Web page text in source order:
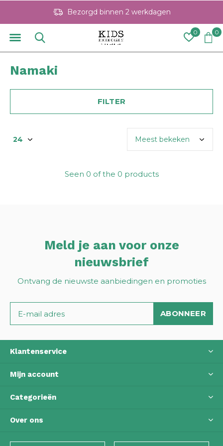
0 0
Bezorgd binnen 2 werkdagen
Namaki
FILTER
Seen 0 of the 0 products
Meld je aan voor onze
nieuwsbrief
Ontvang de nieuwste aanbiedingen en promoties
ABONNEER
Klantenservice
Mijn account
Categorieën
Over ons